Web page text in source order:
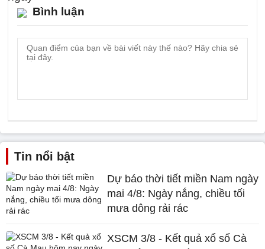
Bình luận
Tin nổi bật
Dự báo thời tiết miền Nam ngày
mai 4/8: Ngày nắng, chiều tối
mưa dông rải rác
XSCM 3/8 - Kết quả xổ số Cà